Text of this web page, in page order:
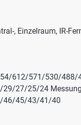
, Einzelraum, IR-
612/571/530/488/
27/25/24
46/45/43/41/40